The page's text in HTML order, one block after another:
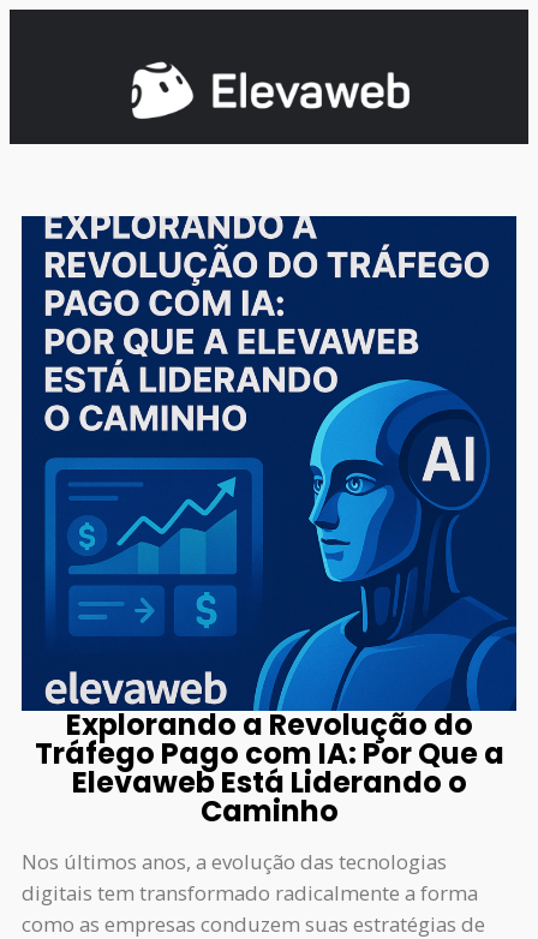
Explorando a Revolução do
Tráfego Pago com IA: Por Que a
Elevaweb Está Liderando o
Caminho
Nos últimos anos, a evolução das tecnologias
digitais tem transformado radicalmente a forma
como as empresas conduzem suas estratégias de